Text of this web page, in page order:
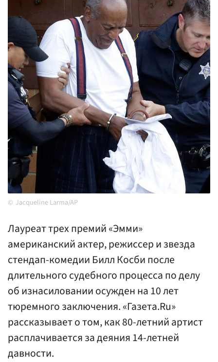
Jacqueline Larma/AP
Лауреат трех премий «Эмми»
американский актер, режиссер и звезда
стендап-комедии Билл Косби после
длительного судебного процесса по делу
об изнасиловании осужден на 10 лет
тюремного заключения. «Газета.Ru»
рассказывает о том, как 80-летний артист
расплачивается за деяния 14-летней
давности.